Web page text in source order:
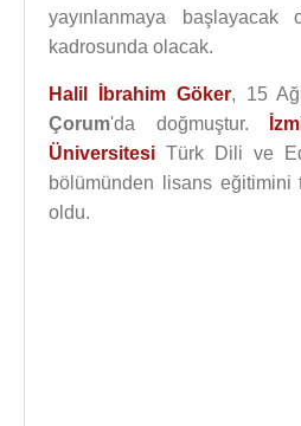
yayınlanmaya başlayacak
kadrosunda olacak.
Halil İbrahim Göker, 15
Çorum'da doğmuştur.
Üniversitesi Türk Dili ve
bölümünden lisans eğitimini
oldu.